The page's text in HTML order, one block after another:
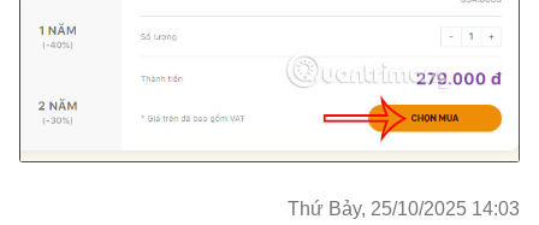
Thứ Bảy, 25/10/2025 14:03